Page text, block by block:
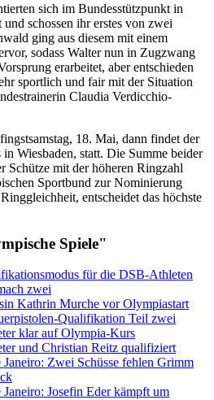
sich im Bundesstützpunkt in
schossen ihr erstes von zwei
ging aus diesem mit einem
sodass Walter nun in Zugzwang
erarbeitet, aber entschieden
sportlich und fair mit der Situation
Claudia Verdicchio-
18. Mai, dann findet der
Wiesbaden, statt. Die Summe beider
Schütze mit der höheren Ringzahl
Sportbund zur Nominierung
entscheidet das höchste
Spiele"
für die DSB-Athleten
zwei
Kathrin Murche vor Olympiastart
Qualifikation Teil zwei
klar auf Olympia-Kurs
und Christian Reitz qualifiziert
Zwei Schüsse fehlen Grimm
Josefin Eder kämpft um